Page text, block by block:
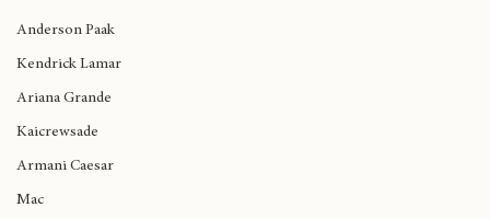
Mac Miller
Anderson Paak
Kendrick Lamar
Ariana Grande
Kaicrewsade
Armani Caesar